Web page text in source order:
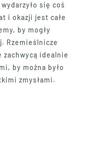
się coś
i okazji jest całe
by mogły
Rzemieślnicze
zachwycą idealnie
by można było
zmysłami.